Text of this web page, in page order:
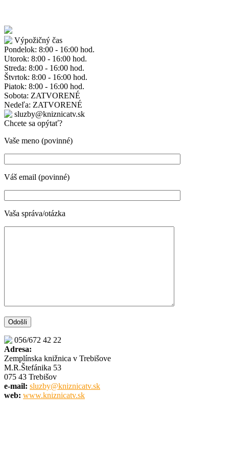
Výpožičný čas
Pondelok: 8:00 - 16:00 hod.
Utorok: 8:00 - 16:00 hod.
Streda: 8:00 - 16:00 hod.
Štvrtok: 8:00 - 16:00 hod.
Piatok: 8:00 - 16:00 hod.
Sobota: ZATVORENÉ
Nedeľa: ZATVORENÉ
sluzby@kniznicatv.sk
Chcete sa opýtať?
Vaše meno (povinné)
Váš email (povinné)
Vaša správa/otázka
056/672 42 22
Adresa:
Zemplínska knižnica v Trebišove
M.R.Štefánika 53
075 43 Trebišov
e-mail: sluzby@kniznicatv.sk
web: www.kniznicatv.sk